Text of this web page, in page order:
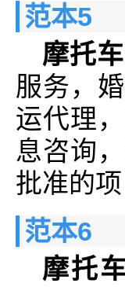
范本5
摩托
服务，
运代理
息咨询
批准的
范本6
摩托